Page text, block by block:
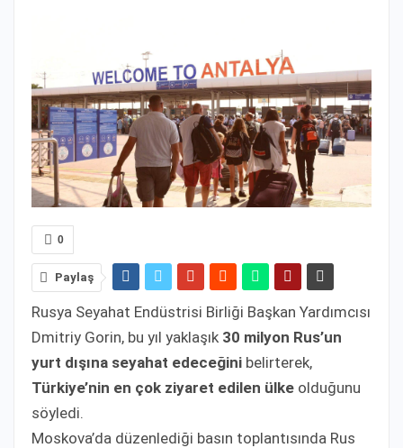
0
Paylaş
Rusya Seyahat Endüstrisi Birliği Başkan Yardımcısı
Dmitriy Gorin, bu yıl yaklaşık 30 milyon Rus’un
yurt dışına seyahat edeceğini belirterek,
Türkiye’nin en çok ziyaret edilen ülke olduğunu
söyledi.
Moskova’da düzenlediği basın toplantısında Rus